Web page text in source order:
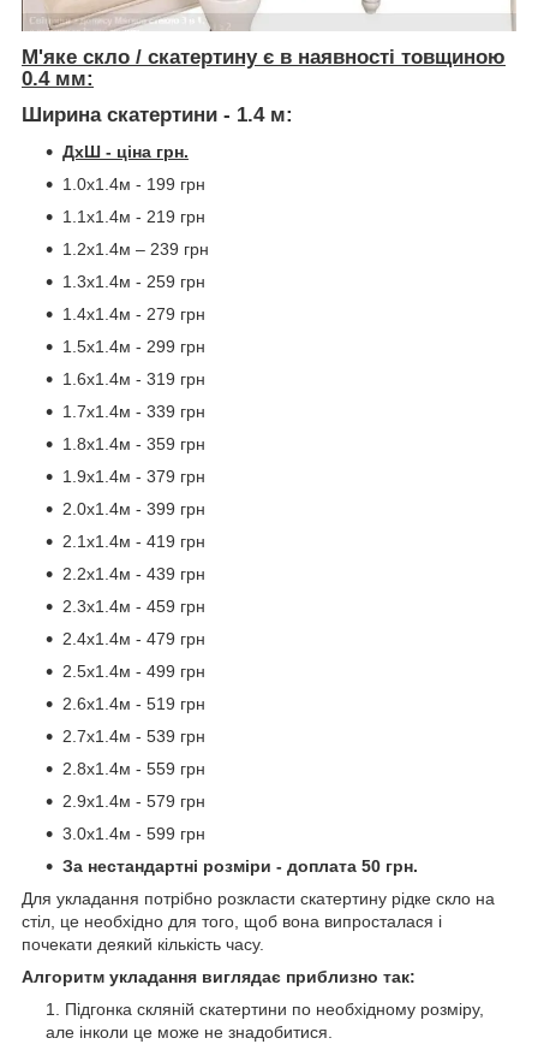
М'яке скло / скатертину є в наявності товщиною
0.4 мм:
Ширина скатертини - 1.4 м:
ДхШ - ціна грн.
1.0х1.4м - 199 грн
1.1х1.4м - 219 грн
1.2х1.4м – 239 грн
1.3х1.4м - 259 грн
1.4х1.4м - 279 грн
1.5х1.4м - 299 грн
1.6х1.4м - 319 грн
1.7х1.4м - 339 грн
1.8х1.4м - 359 грн
1.9х1.4м - 379 грн
2.0х1.4м - 399 грн
2.1х1.4м - 419 грн
2.2х1.4м - 439 грн
2.3х1.4м - 459 грн
2.4х1.4м - 479 грн
2.5х1.4м - 499 грн
2.6х1.4м - 519 грн
2.7х1.4м - 539 грн
2.8х1.4м - 559 грн
2.9х1.4м - 579 грн
3.0х1.4м - 599 грн
За нестандартні розміри - доплата 50 грн.
Для укладання потрібно розкласти скатертину рідке скло на
стіл, це необхідно для того, щоб вона випросталася і
почекати деякий кількість часу.
Алгоритм укладання виглядає приблизно так:
Підгонка скляній скатертини по необхідному розміру,
але інколи це може не знадобитися.